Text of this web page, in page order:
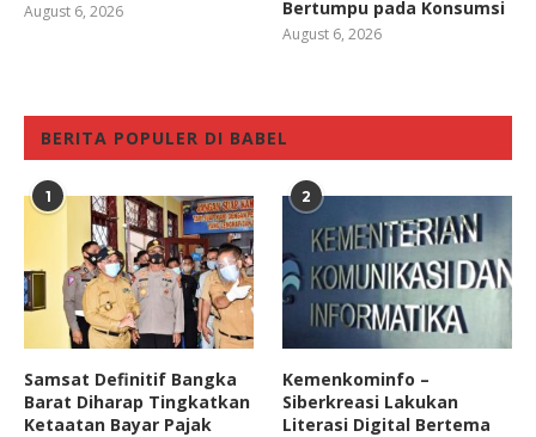
August 6, 2026 Bertumpu pada Konsumsi
August 6, 2026
BERITA POPULER DI BABEL
1
Samsat Definitif Bangka
Barat Diharap Tingkatkan
Ketaatan Bayar Pajak
2
Kemenkominfo –
Siberkreasi Lakukan
Literasi Digital Bertema